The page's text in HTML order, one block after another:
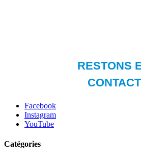
Facebook
Instagram
YouTube
Catégories